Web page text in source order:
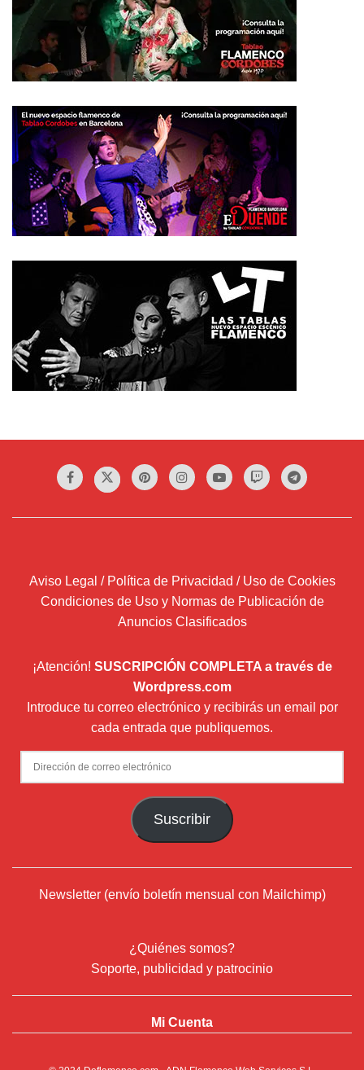
Aviso Legal / Política de Privacidad / Uso de Cookies
Condiciones de Uso y Normas de Publicación de
Anuncios Clasificados
¡Atención! SUSCRIPCIÓN COMPLETA a través de
Wordpress.com
Introduce tu correo electrónico y recibirás un email por
cada entrada que publiquemos.
Dirección
de
Suscribir
Newsletter (envío boletín mensual con Mailchimp)
¿Quiénes somos?
Soporte, publicidad y patrocinio
Mi Cuenta